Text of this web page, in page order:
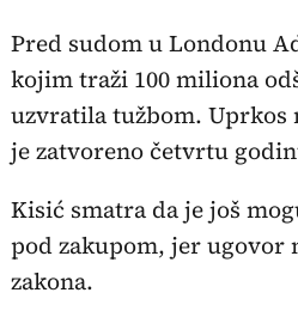
Pred sudom u Londonu
kojim traži 100 miliona
uzvratila tužbom. Uprkos
je zatvoreno četvrtu
Kisić smatra da je još
pod zakupom, jer ugovor
zakona.